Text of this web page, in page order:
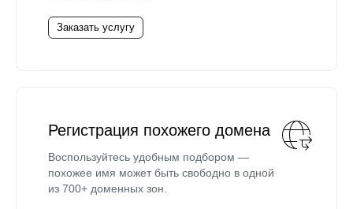
Заказать услугу
Регистрация похожего домена
Воспользуйтесь удобным подбором —
похожее имя может быть свободно в одной
из 700+ доменных зон.